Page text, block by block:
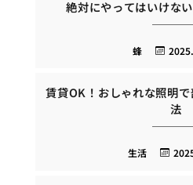
絶対にやってはいけな
蜂
賃貸OK！おしゃれな照明
法
生活